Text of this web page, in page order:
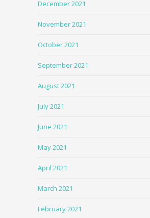
December 2021
November 2021
October 2021
September 2021
August 2021
July 2021
June 2021
May 2021
April 2021
March 2021
February 2021